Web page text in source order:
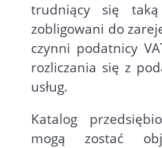
trudniący się
zobligowani do
czynni podatnicy
rozliczania się z
usług.
Katalog
mogą zostać